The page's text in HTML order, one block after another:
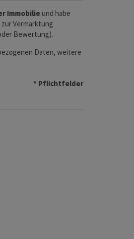
Immobilie und habe
Vermarktung
Bewertung).
Daten, weitere
* Pflichtfelder